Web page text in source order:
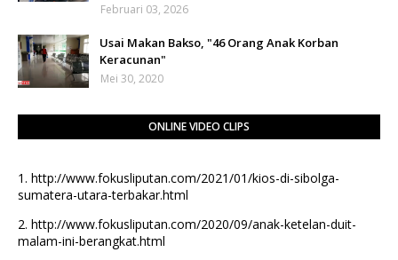
Februari 03, 2026
Usai Makan Bakso, "46 Orang Anak Korban
Keracunan"
Mei 30, 2020
ONLINE VIDEO CLIPS
1. http://www.fokusliputan.com/2021/01/kios-di-sibolga-
sumatera-utara-terbakar.html
2. http://www.fokusliputan.com/2020/09/anak-ketelan-duit-
malam-ini-berangkat.html